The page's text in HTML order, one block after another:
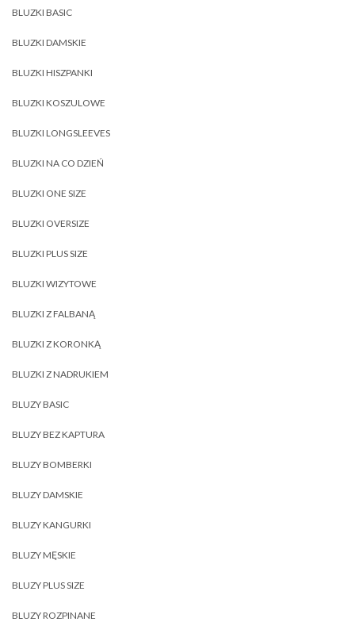
BLUZKI BASIC
BLUZKI DAMSKIE
BLUZKI HISZPANKI
BLUZKI KOSZULOWE
BLUZKI LONGSLEEVES
BLUZKI NA CO DZIEŃ
BLUZKI ONE SIZE
BLUZKI OVERSIZE
BLUZKI PLUS SIZE
BLUZKI WIZYTOWE
BLUZKI Z FALBANĄ
BLUZKI Z KORONKĄ
BLUZKI Z NADRUKIEM
BLUZY BASIC
BLUZY BEZ KAPTURA
BLUZY BOMBERKI
BLUZY DAMSKIE
BLUZY KANGURKI
BLUZY MĘSKIE
BLUZY PLUS SIZE
BLUZY ROZPINANE